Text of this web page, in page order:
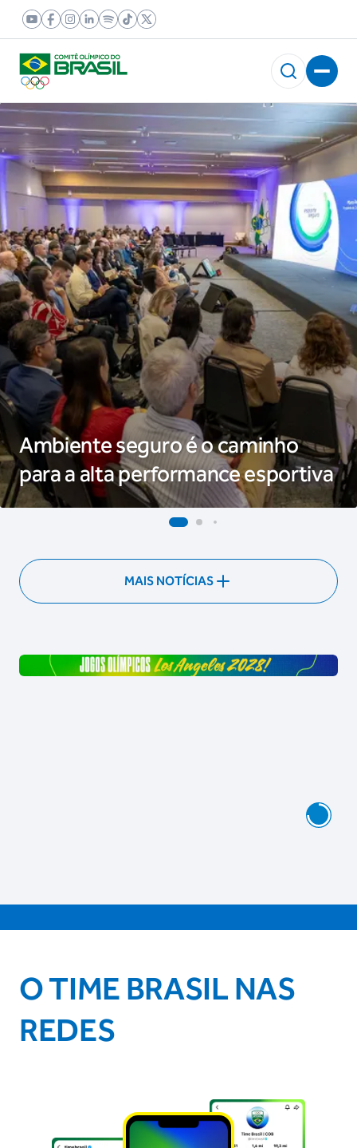
Ambiente seguro é o caminho
para a alta performance esportiva
MAIS NOTÍCIAS
O TIME BRASIL NAS
REDES